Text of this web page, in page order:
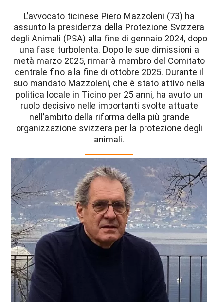
L’avvocato ticinese Piero Mazzoleni (73) ha
assunto la presidenza della Protezione Svizzera
degli Animali (PSA) alla fine di gennaio 2024, dopo
una fase turbolenta. Dopo le sue dimissioni a
metà marzo 2025, rimarrà membro del Comitato
centrale fino alla fine di ottobre 2025. Durante il
suo mandato Mazzoleni, che è stato attivo nella
politica locale in Ticino per 25 anni, ha avuto un
ruolo decisivo nelle importanti svolte attuate
nell’ambito della riforma della più grande
organizzazione svizzera per la protezione degli
animali.